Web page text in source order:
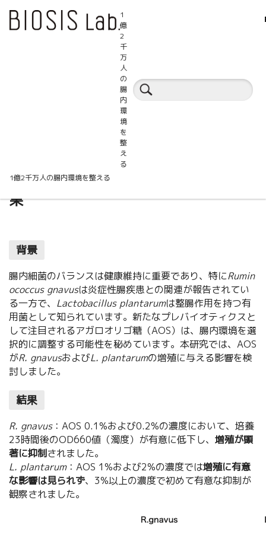
1
億
2
千
万
人
の
腸
内
環
境
を
整
え
る
1億2千万人の腸内環境を整える
アガロオリゴ糖の有害菌の増殖抑制効
果
背景
腸内細菌のバランスは健康維持に重要であり、特にRumin
ococcus gnavusは炎症性腸疾患との関連が報告されてい
る一方で、 Lactobacillus plantarumは整腸作用を持つ有
用菌として知られています。新たなプレバイオティクスと
して注目されるアガロオリゴ糖（AOS）は、腸内環境を選
択的に調整する可能性を秘めています。本研究では、AOS
がR. gnavusおよびL. plantarumの増殖に与える影響を検
討しました。
結果
R. gnavus：AOS 0.1%および0.2%の濃度において、培養
23時間後のOD660値（濁度）が有意に低下し、 増殖が顕
著に抑制されました。
L. plantarum：AOS 1%および2%の濃度では増殖に有意
な影響は見られず、3%以上の濃度で初めて有意な抑制が
観察されました。